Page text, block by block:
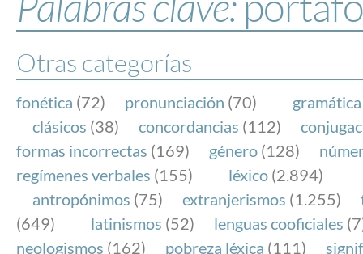
ESPECIALES
BLOG
NOTICIAS
SOBRE LA FUNDÉURAE
FundéuRAE es una fundación patrocinada por la
y la Real Academia Española, cuyo objetivo es
el buen uso del español en los medios de
Internet.
Otras categorías
fonética (72) pronunciación (70) gramática
clásicos (38) concordancias (112)
formas incorrectas (169) género (128)
regímenes verbales (155) léxico (2.894)
antropónimos (75) extranjerismos (1.255)
(649)
latinismos (52) lenguas cooficiales
neologismos (162) pobreza léxica (111)